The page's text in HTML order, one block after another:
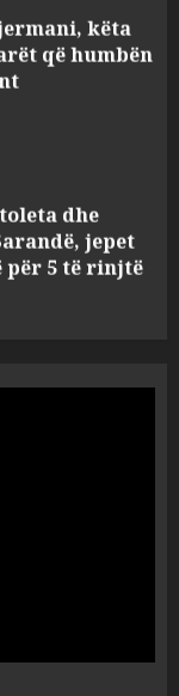
që humbën
jepet
për 5 të rinjtë
Shqipëri të